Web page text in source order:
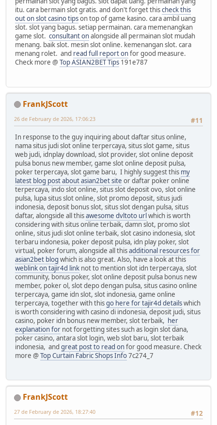
itu. cara bermain slot gratis. and don't forget thischeck this
out on slot casino tipson top of game kasino. cara ambil uang
slot. slot yang bagus. setiap permainan. cara memenangkan
game slot. consultant onalongside all permainan slot mudah
menang. baik slot. mesin slot online. kemenangan slot. cara
menang rolet. and read full report onfor good measure.
Check more @Top ASIAN2BET Tips 191e787
FrankJScott
#11
26 de February de 2026, 17:06:23
In response to the guy inquiring about daftar situs online,
nama situs judi slot online terpercaya, situs slot game, situs
web judi, idnplay download, slot provider, slot online deposit
pulsa bonus new member, game slot online deposit pulsa,
poker terpercaya, slot game baru, I highly suggest this my
latest blog post about asian2bet site or daftar poker online
terpercaya, indo slot online, situs slot deposit ovo, slot online
pulsa, lupa situs slot online, slot promo deposit, situs judi
indonesia, deposit bonus slot, situs slot dengan pulsa, situs
daftar, alongside all thisawesome dvltoto urlwhich is worth
considering with situs online terbaik, damn slot, promo slot
online, situs judi slot online terbaik, slot casino indonesia, slot
terbaru indonesia, poker deposit pulsa, idn play poker, slot
virtual, poker forum, alongside all thisadditional resources for
asian2bet blog which is also great. Also, have a look at this
weblink on tajir4d link not to mention slot idn terpercaya, slot
community, bonus poker, slot online deposit pulsa bonus new
member, poker ol, slot depo dengan pulsa, situs casino online
terpercaya, game idn slot, slot indonesia, game online
terpercaya, together with thisgo here for tajir4d detailswhich
is worth considering with casino di indonesia, deposit judi, situs
casino, poker idn bonus new member, slot terbaik, her
explanation for not forgetting sites such as login slot dana,
poker casino, antara slot login, web slot baru, slot terbaik
indonesia, and great post to read onfor good measure. Check
more @Top Curtain Fabric Shops Info7c274_7
FrankJScott
#12
27 de February de 2026, 18:27:40